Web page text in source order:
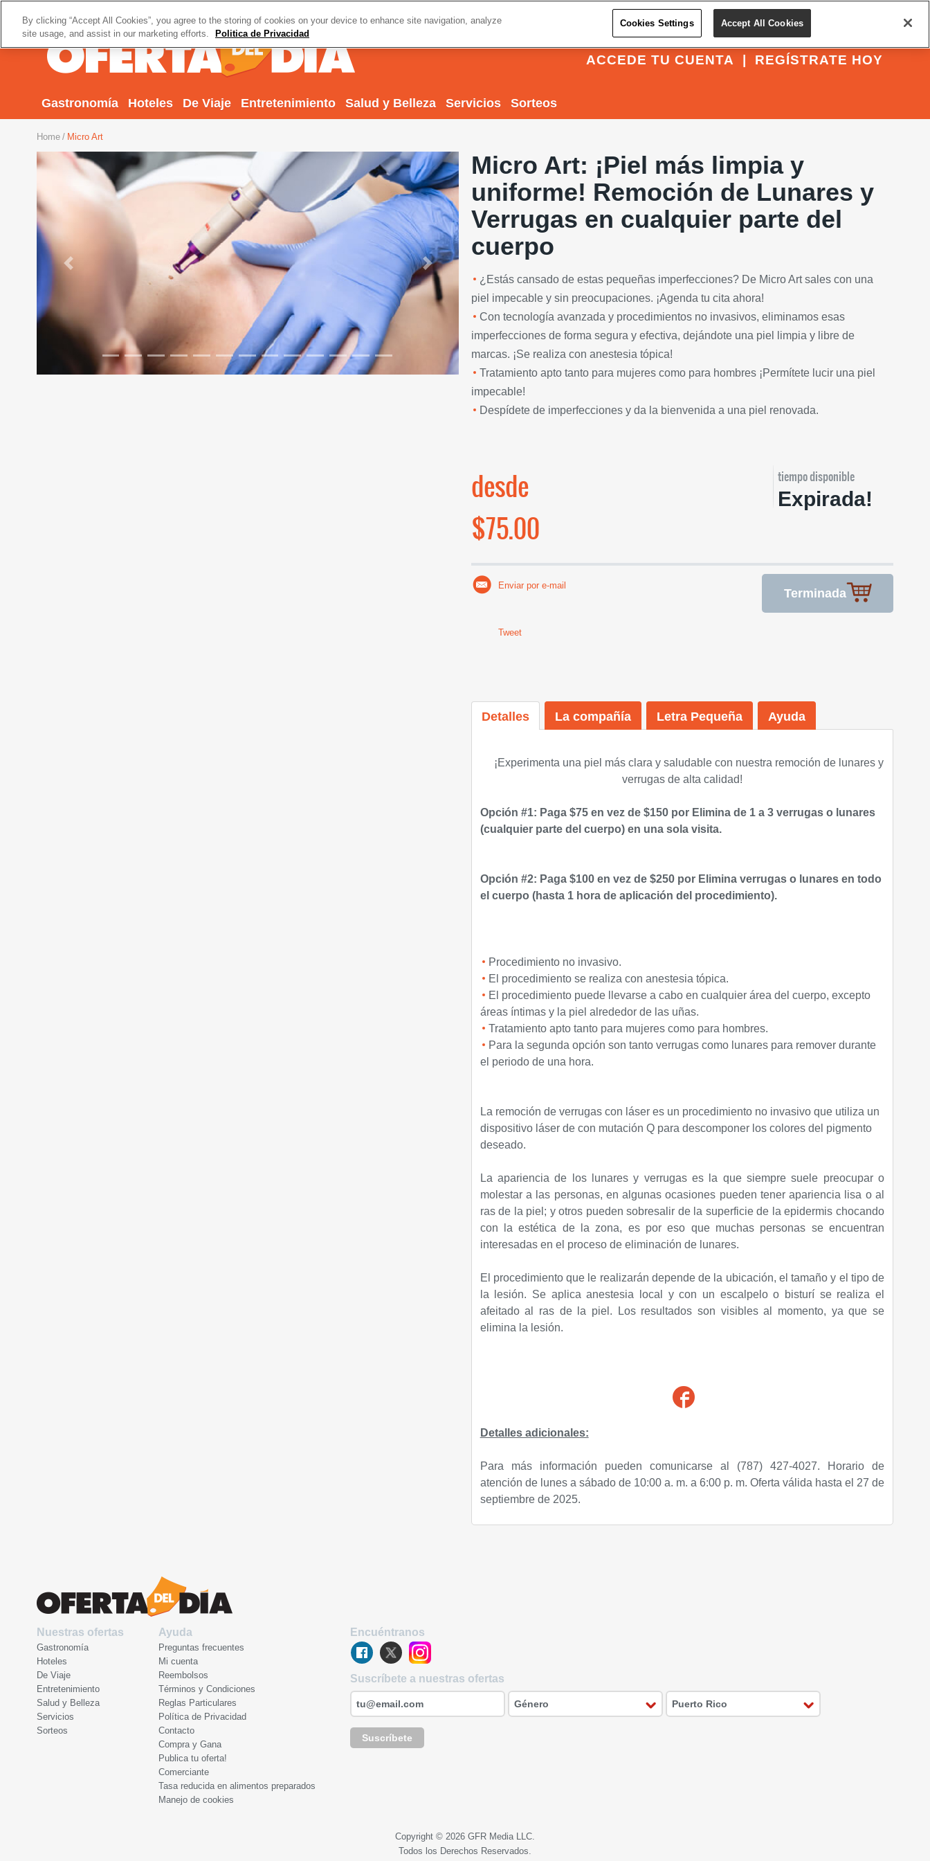
REGÍSTRATE HOY
ACCEDE TU CUENTA
Gastronomía Hoteles De Viaje Entretenimiento Salud y Belleza Servicios Sorteos
Home Micro Art
Previous Next
Micro Art: ¡Piel más limpia y
uniforme! Remoción de Lunares y
Verrugas en cualquier parte del
cuerpo
¿Estás cansado de estas pequeñas imperfecciones? De Micro Art sales con una
piel impecable y sin preocupaciones. ¡Agenda tu cita ahora!
Con tecnología avanzada y procedimientos no invasivos, eliminamos esas
imperfecciones de forma segura y efectiva, dejándote una piel limpia y libre de
marcas. ¡Se realiza con anestesia tópica!
Tratamiento apto tanto para mujeres como para hombres ¡Permítete lucir una piel
impecable!
Despídete de imperfecciones y da la bienvenida a una piel renovada.
desde
$75.00
tiempo disponible
Expirada!
Terminada
Enviar por e-mail
Tweet
Detalles La compañía Letra Pequeña Ayuda
¡Experimenta una piel más clara y saludable con nuestra remoción de lunares y
verrugas de alta calidad!
Opción #1: Paga $75 en vez de $150 porElimina de 1 a 3 verrugas o lunares
(cualquier parte del cuerpo) en una sola visita.
Opción #2: Paga $100 en vez de $250 por Elimina verrugas o lunares en todo
el cuerpo (hasta 1 hora de aplicación del procedimiento).
Procedimiento no invasivo.
El procedimiento se realiza con anestesia tópica.
El procedimiento puede llevarse a cabo en cualquier área del cuerpo, excepto
áreas íntimas y la piel alrededor de las uñas.
Tratamiento apto tanto para mujeres como para hombres.
Para la segunda opción son tanto verrugas como lunares para remover durante
el periodo de una hora.
La remoción de verrugas con láser es un procedimiento no invasivo que utiliza un
dispositivo láser de con mutación Q para descomponer los colores del pigmento
deseado.
La apariencia de los lunares y verrugas es la que siempre suele preocupar o
molestar a las personas, en algunas ocasiones pueden tener apariencia lisa o al
ras de la piel; y otros pueden sobresalir de la superficie de la epidermis chocando
con la estética de la zona, es por eso que muchas personas se encuentran
interesadas en el proceso de eliminación de lunares.
El procedimiento que le realizarán depende de la ubicación, el tamaño y el tipo de
la lesión. Se aplica anestesia local y con un escalpelo o bisturí se realiza el
afeitado al ras de la piel.
Los resultados son visibles al momento, ya que se
elimina la lesión.
Detalles adicionales:
Para más información pueden comunicarse al (787) 427-4027. Horario de
atención de lunes a sábado de 10:00 a. m. a 6:00 p. m. Oferta válida hasta el 27 de
septiembre de 2025.
Nuestras ofertas
Gastronomía
Hoteles
De Viaje
Entretenimiento
Salud y Belleza
Servicios
Sorteos
Ayuda
Preguntas frecuentes
Mi cuenta
Reembolsos
Términos y Condiciones
Reglas Particulares
Política de Privacidad
Contacto
Compra y Gana
Publica tu oferta!
Comerciante
Tasa reducida en alimentos preparados
Manejo de cookies
Encuéntranos
Suscríbete a nuestras ofertas
Suscríbete
Copyright © 2026 GFR Media LLC.
Todos los Derechos Reservados.
By clicking “Accept All Cookies”, you agree to the storing of cookies on your device to enhance site navigation, analyze
site usage, and assist in our marketing efforts.
Politica de Privacidad
Cookies Settings Accept All Cookies